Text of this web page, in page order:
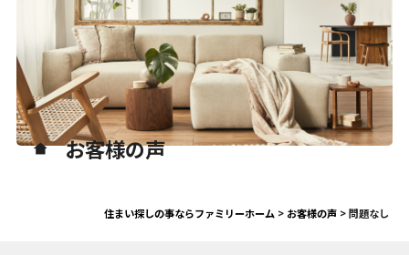
お客様の声
住まい探しの事ならファミリーホーム > お客様の声>問題なし